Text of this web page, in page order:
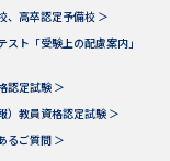
学問検索
、高卒認定予備校 ＞
スト「受験上の配慮案内」
認定試験 ＞
）教員資格認定試験 ＞
ご質問 ＞